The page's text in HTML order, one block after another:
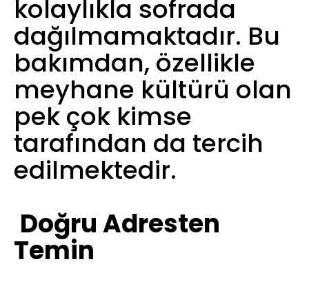
kolaylıkla sofrada
dağılmamaktadır. Bu
bakımdan, özellikle
meyhane kültürü olan
pek çok kimse
tarafından da tercih
edilmektedir.
Doğru Adresten
Temin